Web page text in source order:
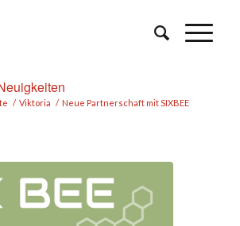
/ Viktoria / Neue Partnerschaft mit SIXBEE